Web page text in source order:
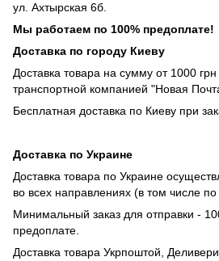
ул. Ахтырская 6б.
Мы работаем по 100% предоплате!
Доставка по городу Киеву
Доставка товара на сумму от 1000
транспортной компанией "Новая
Бесплатная доставка по Киеву при
Доставка по Украине
Доставка товара по Украине
во всех направлениях (в том числе по
Минимальный заказ для отправки -
предоплате.
Доставка товара Укрпоштой,